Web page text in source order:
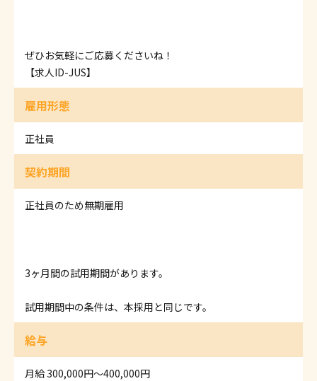
ぜひお気軽にご応募くださいね！
【求人ID-JUS】
雇用形態
正社員
契約期間
正社員のため無期雇用
3ヶ月間の試用期間があります。
試用期間中の条件は、本採用と同じです。
給与
月給 300,000円〜400,000円